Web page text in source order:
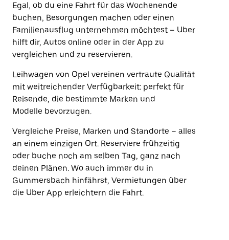
Egal, ob du eine Fahrt für das Wochenende
buchen, Besorgungen machen oder einen
Familienausflug unternehmen möchtest – Uber
hilft dir, Autos online oder in der App zu
vergleichen und zu reservieren.
Leihwagen von Opel vereinen vertraute Qualität
mit weitreichender Verfügbarkeit: perfekt für
Reisende, die bestimmte Marken und
Modelle bevorzugen.
Vergleiche Preise, Marken und Standorte – alles
an einem einzigen Ort. Reserviere frühzeitig
oder buche noch am selben Tag, ganz nach
deinen Plänen. Wo auch immer du in
Gummersbach hinfährst, Vermietungen über
die Uber App erleichtern die Fahrt.